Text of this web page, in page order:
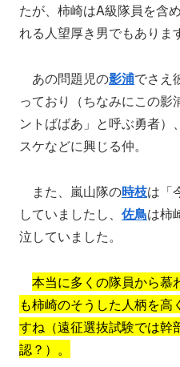
たが、柿崎はA級隊員を含
れる人望厚き男でもありま
あの問題児の影浦でさえ
っており（ちなみにこの影
ントばばあ」と呼ぶ勇者）、
スケなどに興じる仲。
また、嵐山隊の時枝は「
していましたし、 佐鳥は柿
泣していました。
本当に多くの隊員から慕
も柿崎のそうした人柄を高
すね（遠征選抜試験では幹
認？）。